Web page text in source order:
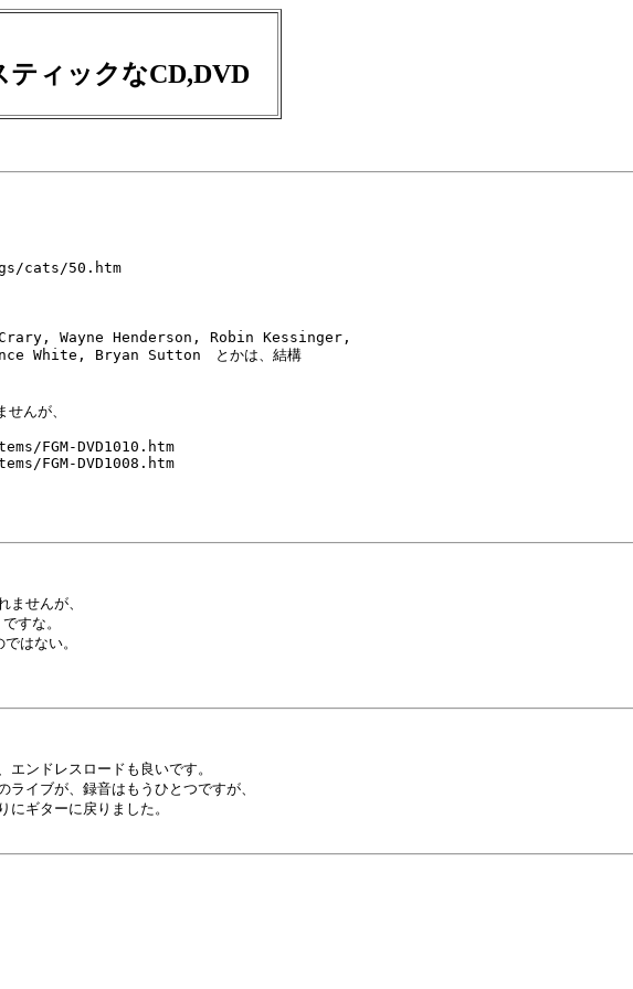
ティックなCD,DVD
cats/50.htm
Wayne Henderson, Robin Kessinger,
White, Bryan Sutton　とかは、結構
んが、
FGM-DVD1010.htm
FGM-DVD1008.htm
ませんが、
すな。
はない。
エンドレスロードも良いです。
イブが、録音はもうひとつですが、
にギターに戻りました。